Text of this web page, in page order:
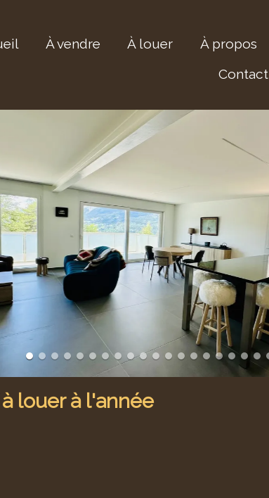
À vendre À louer À propos
Contact
louer à l'année